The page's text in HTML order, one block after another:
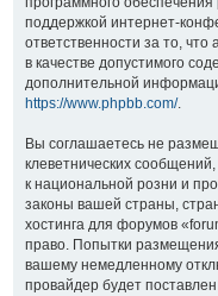
поддержкой интернет-
ответственности за то,
в качестве допустимого
дополнительной
https://www.phpbb.com/.
Вы соглашаетесь не
клеветнических
к национальной розни и
законы вашей страны,
хостинга для форумов
право. Попытки
вашему немедленному
провайдер будет